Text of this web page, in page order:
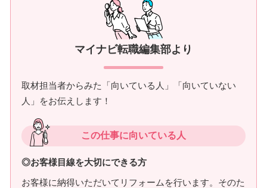
マイナビ転職編集部より
取材担当者からみた「向いている人」「向いていない
人」をお伝えします！
この仕事に向いている人
◎お客様目線を大切にできる方
お客様に納得いただいてリフォームを行います。そのた